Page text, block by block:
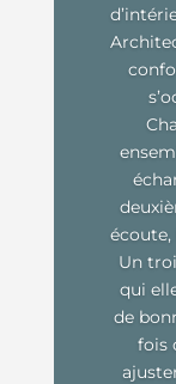
Un
qui
de
fois